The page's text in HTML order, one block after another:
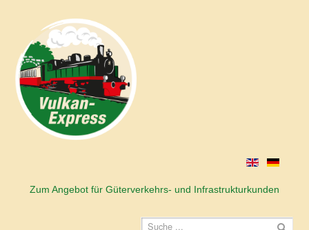
Zum Angebot für Güterverkehrs- und Infrastrukturkunden